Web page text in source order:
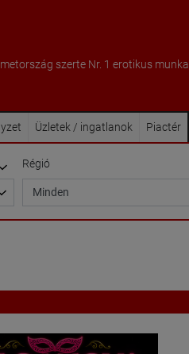
szerte Nr. 1 erotikus
Üzletek / ingatlanok Piactér
Régió